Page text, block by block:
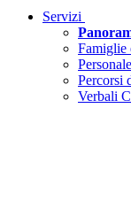
Servizi
Famiglie
Percorsi
Verbali